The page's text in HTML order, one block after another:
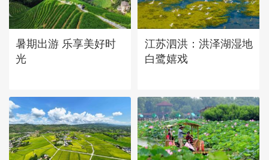
暑期出游 乐享美好时
光
江苏泗洪：洪泽湖湿地
白鹭嬉戏